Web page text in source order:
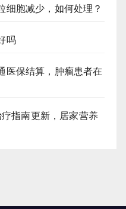
细胞减少，如何处理？
吗
医保结算，肿瘤患者在
指南更新，居家营养